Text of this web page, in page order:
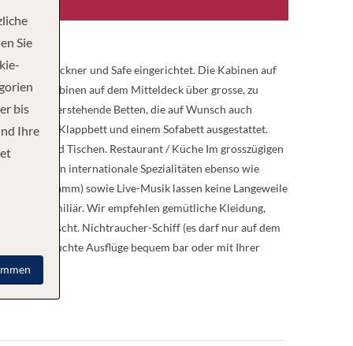
Haartrockner und Safe eingerichtet. Die Kabinen auf
Deluxe-Kabinen auf dem Mitteldeck über grosse, zu
Betten, die auf Wunsch auch
mit einem Klappbett und einem Sofabett ausgestattet.
und Tischen. Restaurant / Küche Im grosszügigen
stehen internationale Spezialitäten ebenso wie
Programm) sowie Live-Musik lassen keine Langeweile
familiär. Wir empfehlen gemütliche Kleidung,
erwünscht. Nichtraucher-Schiff (es darf nur auf dem
Bord gebuchte Ausflüge bequem bar oder mit Ihrer
Sie
bis
Ihre